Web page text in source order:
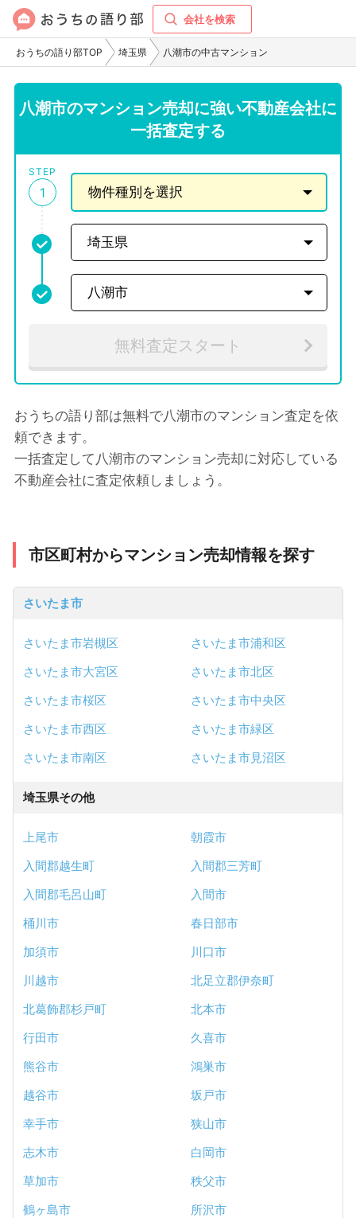
会社を検索
おうちの語り部TOP 埼玉県 八潮市の中古マンション
八潮市のマンション売却に強い不動産会社に
一括査定する
STEP
1
無料査定スタート
おうちの語り部は無料で八潮市のマンション査定を依
頼できます。
一括査定して八潮市のマンション売却に対応している
不動産会社に査定依頼しましょう。
市区町村からマンション売却情報を探す
さいたま市
さいたま市岩槻区
さいたま市浦和区
さいたま市大宮区
さいたま市北区
さいたま市桜区
さいたま市中央区
さいたま市西区
さいたま市緑区
さいたま市南区
さいたま市見沼区
埼玉県その他
上尾市
朝霞市
入間郡越生町
入間郡三芳町
入間郡毛呂山町
入間市
桶川市
春日部市
加須市
川口市
川越市
北足立郡伊奈町
北葛飾郡杉戸町
北本市
行田市
久喜市
熊谷市
鴻巣市
越谷市
坂戸市
幸手市
狭山市
志木市
白岡市
草加市
秩父市
鶴ヶ島市
所沢市